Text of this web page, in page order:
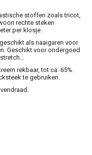
stoffen zoals tricot,
rechte steken
per klosje.
als naaigaren voor
Geschikt voor ondergoed
rekbaar, tot ca. 65%.
te gebruiken.